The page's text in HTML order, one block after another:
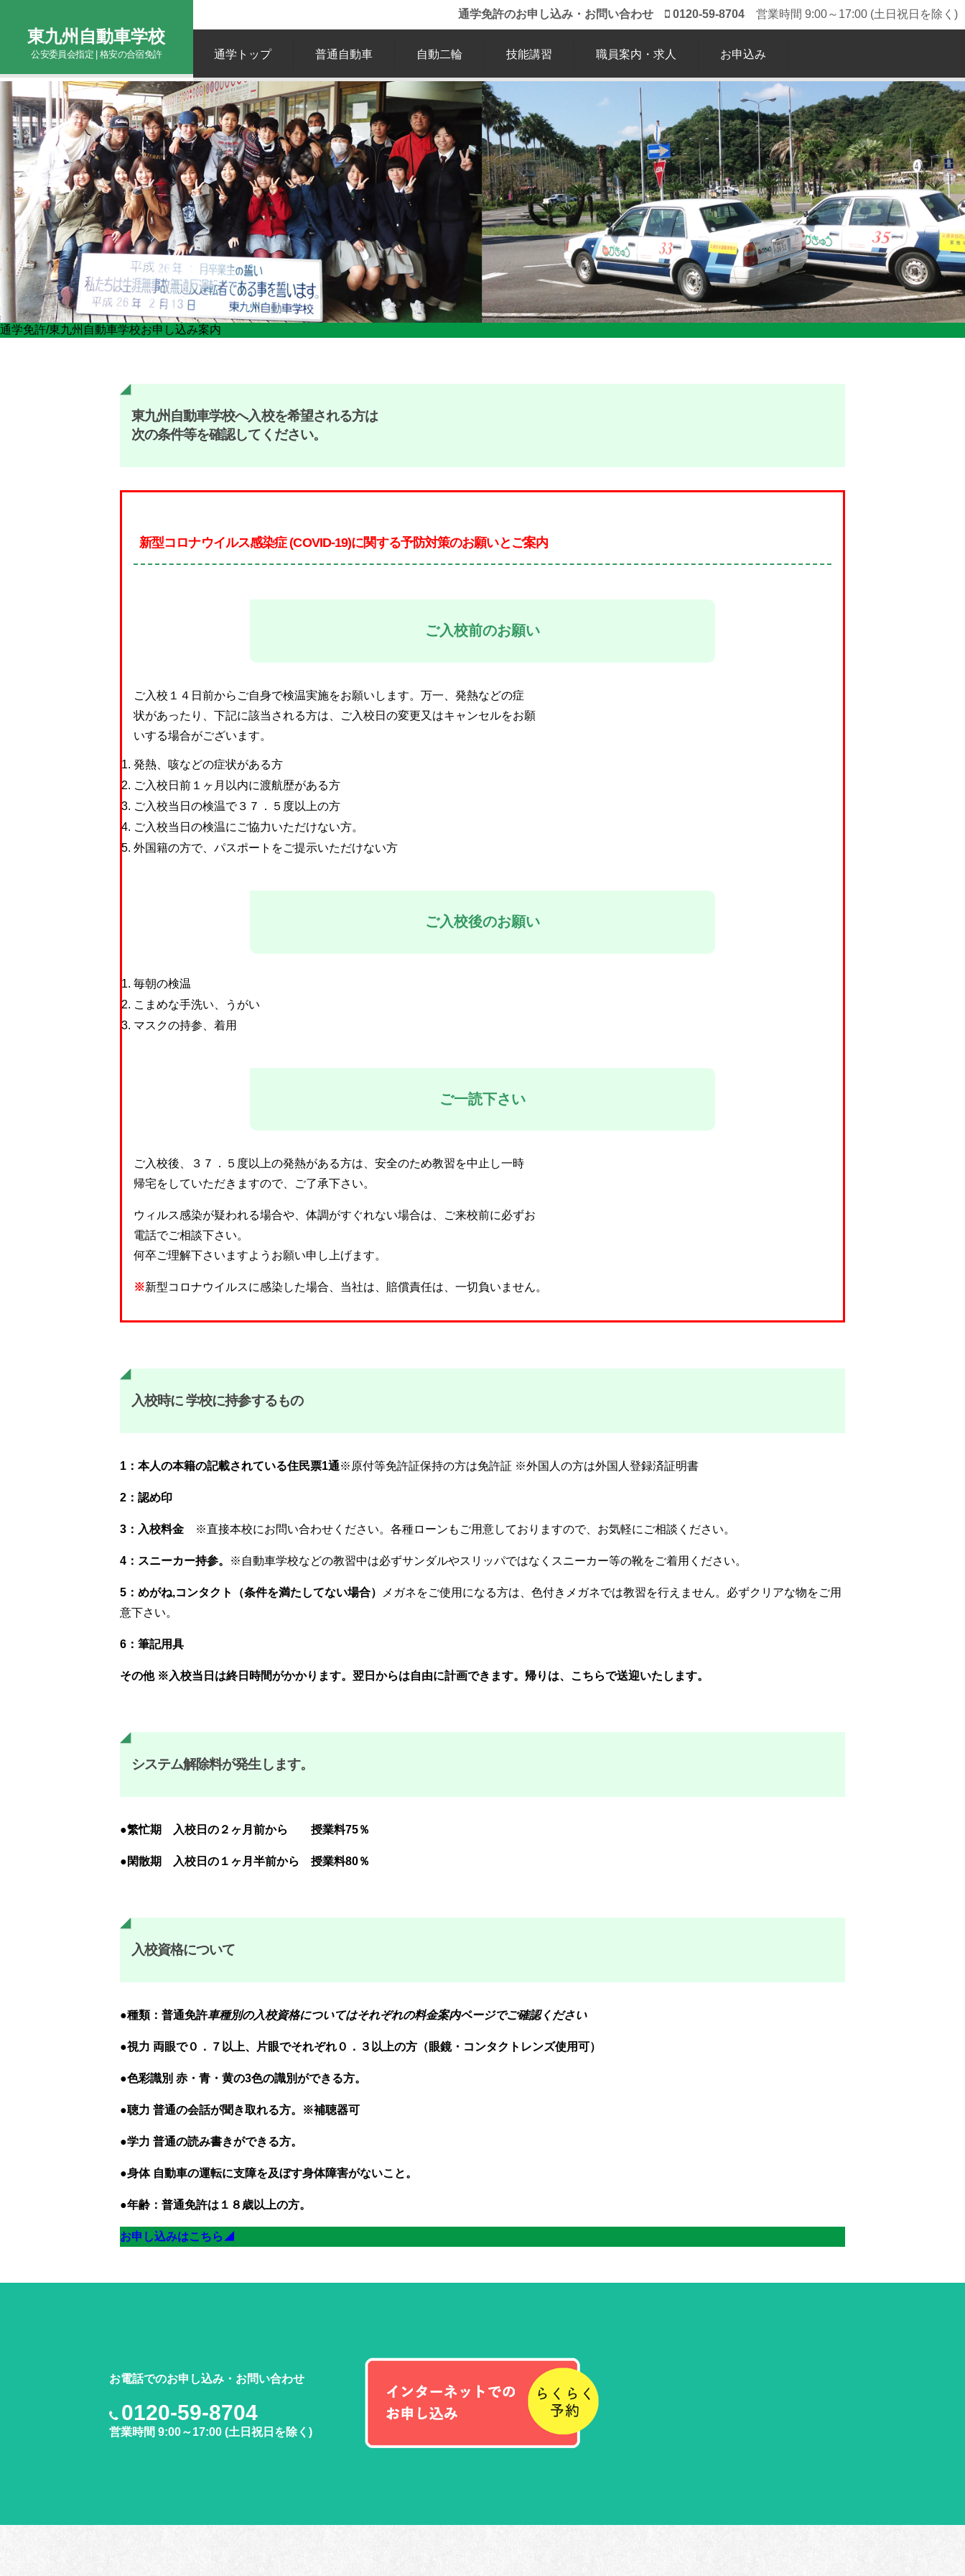
東九州自動車学校
公安委員会指定 | 格安の合宿免許
通学免許のお申し込み・お問い合わせ 0120-59-8704営業時間 9:00～17:00 (土日祝日を除く)
通学トップ 普通自動車 自動二輪 技能講習 職員案内・求人 お申込み
通学免許/東九州自動車学校お申し込み案内
東九州自動車学校へ入校を希望される方は
次の条件等を確認してください。
新型コロナウイルス感染症 (COVID-19)に関する予防対策のお願いとご案内
ご入校前のお願い
ご入校１４日前からご自身で検温実施をお願いします。万一、発熱などの症
状があったり、下記に該当される方は、ご入校日の変更又はキャンセルをお願
いする場合がございます。
発熱、咳などの症状がある方
ご入校日前１ヶ月以内に渡航歴がある方
ご入校当日の検温で３７．５度以上の方
ご入校当日の検温にご協力いただけない方。
外国籍の方で、パスポートをご提示いただけない方
ご入校後のお願い
毎朝の検温
こまめな手洗い、うがい
マスクの持参、着用
ご一読下さい
ご入校後、３７．５度以上の発熱がある方は、安全のため教習を中止し一時
帰宅をしていただきますので、ご了承下さい。
ウィルス感染が疑われる場合や、体調がすぐれない場合は、ご来校前に必ずお
電話でご相談下さい。
何卒ご理解下さいますようお願い申し上げます。
※新型コロナウイルスに感染した場合、当社は、賠償責任は、一切負いません。
入校時に 学校に持参するもの
1：本人の本籍の記載されている住民票1通※原付等免許証保持の方は免許証 ※外国人の方は外国人登録済証明書
2：認め印
3：入校料金 ※直接本校にお問い合わせください。各種ローンもご用意しておりますので、お気軽にご相談ください。
4：スニーカー持参。 ※自動車学校などの教習中は必ずサンダルやスリッパではなくスニーカー等の靴をご着用ください。
5：めがね,コンタクト（条件を満たしてない場合）
メガネをご使用になる方は、色付きメガネでは教習を行えません。必ずクリアな物をご用
意下さい。
6：筆記用具
その他 ※入校当日は終日時間がかかります。翌日からは自由に計画できます。帰りは、こちらで送迎いたします。
システム解除料が発生します。
●繁忙期 入校日の２ヶ月前から 授業料75％
●閑散期 入校日の１ヶ月半前から 授業料80％
入校資格について
●種類：普通免許車種別の入校資格についてはそれぞれの料金案内ページでご確認ください
●視力 両眼で０．７以上、片眼でそれぞれ０．３以上の方（眼鏡・コンタクトレンズ使用可）
●色彩識別 赤・青・黄の3色の識別ができる方。
●聴力 普通の会話が聞き取れる方。※補聴器可
●学力 普通の読み書きができる方。
●身体 自動車の運転に支障を及ぼす身体障害がないこと。
●年齢：普通免許は１８歳以上の方。
お申し込みはこちら◢
お電話でのお申し込み・お問い合わせ
0120-59-8704
営業時間 9:00～17:00 (土日祝日を除く)